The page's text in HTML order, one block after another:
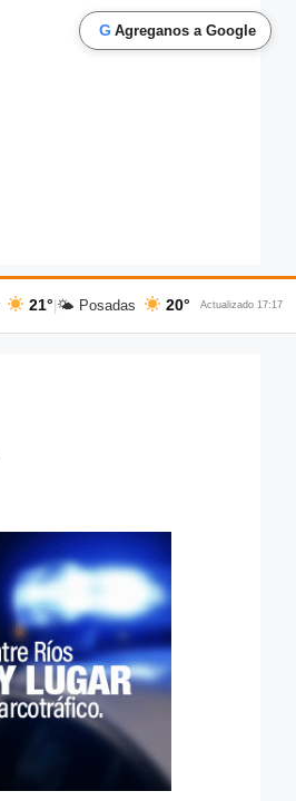
G Agreganos a Google
21° 🌤 Posadas 20° Actualizado 17:17